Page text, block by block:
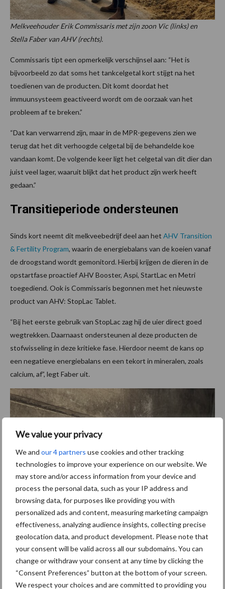
We value your privacy
We and our 4 partners use cookies and other tracking
technologies to improve your experience on our website. We
may store and/or access information from your device and
process the personal data, such as your IP address and
browsing data, for purposes like providing you with
personalized ads and content, measuring marketing campaign
effectiveness, analyzing audience insights, collecting precise
geolocation data, and product development. Please note that
your consent will be valid across all our subdomains. You can
change or withdraw your consent at any time by clicking the
“Consent Preferences” button at the bottom of your screen.
We respect your choices and are committed to providing you
Melkveehouder Erik Commissaris met zijn zoon Vic (links) en
Stella Faber van AHV (rechts).
Commissaris tipt een opmerkelijk verschijnsel aan: “Het is
bijvoorbeeld zo dat soms het tankcelgetal kort stijgt na het
toedienen van de producten. Dit komt doordat het
immuunsysteem geactiveerd wordt om de oorzaak van het
probleem af te breken.”
“Dat kan verwarrend zijn, maar in de MPR-gegevens zien we
terug dat het dit verhoogde celgetal bij de behandelde koe
vandaan komt. De volgende keer ligt het celgetal van dit dier dan
juist veel lager, waaruit blijkt dat het product zijn werk heeft
gedaan.”
Transitieperiode ondersteunen
Sinds kort neemt dit melkveebedrijf deel aan het AHV Transition
& Fertility Program, waarin de energiebalans van de koeien vanaf
de droogstand wordt gemonitord. Hierbij krijgen de dieren in de
opstartfase proactief AHV Booster, Aspi, StartLac en Metri
toegediend. Ook is Commissaris begonnen met het nieuwste
product van AHV: StopLac Tablet.
“Bij het eerste gebruik van StopLac zag hij de uier direct goed
wegtrekken. Daarnaast ondersteunen al deze producten de
stofwisseling in deze kritieke fase. Hierdoor neemt de kans op
een negatieve energiebalans en een tekort in mineralen, zoals
calcium, af”, legt Faber uit.
Door proactief ondersteunende producten van AHV toe te
dienen, kunnen we net dat extra stapje zetten.”
Onderdeel van dit programma is een metabole scan, die een